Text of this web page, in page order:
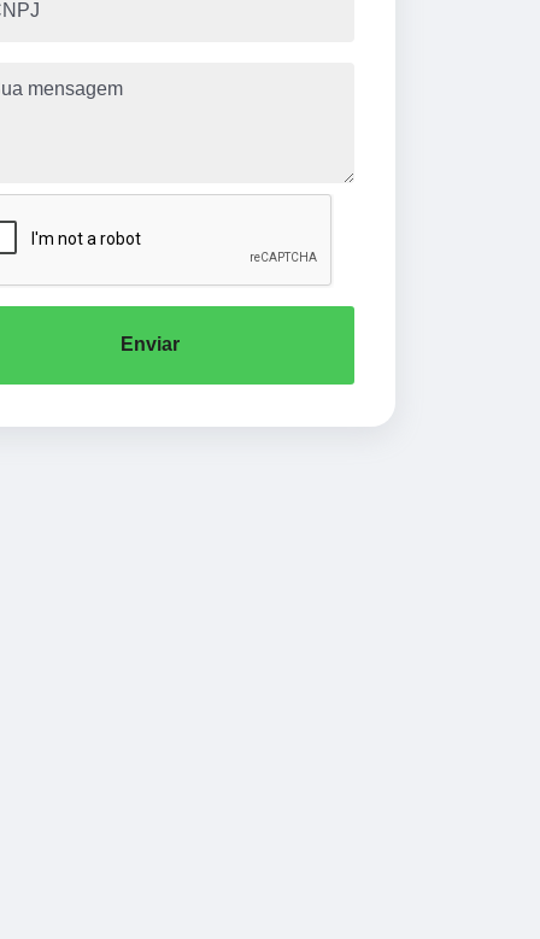
Enviar